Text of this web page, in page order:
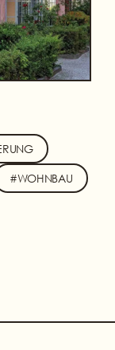
#WOHNBAU